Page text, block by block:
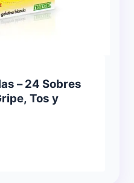
– 24 Sobres
Tos y